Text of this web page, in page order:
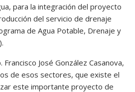
para la integración del proyecto
del servicio de drenaje
de Agua Potable, Drenaje y
José González Casanova,
de esos sectores, que existe el
este importante proyecto de